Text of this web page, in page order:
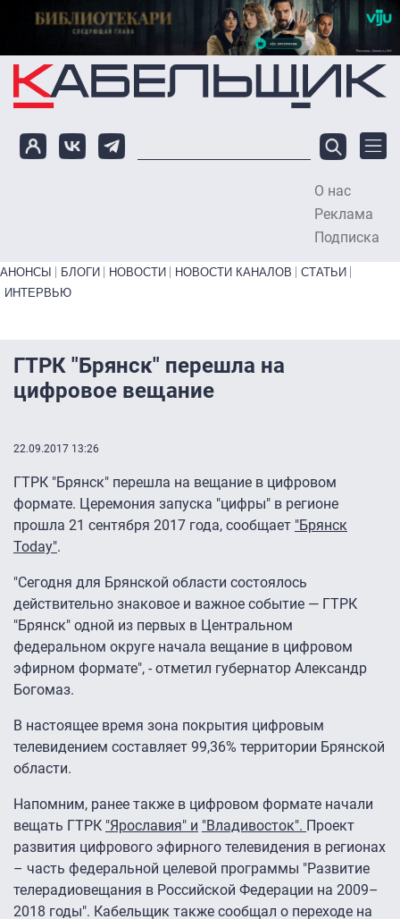
Перейти к основному содержанию
О нас
Реклама
Подписка
Primary links bottom
АНОНСЫ БЛОГИ НОВОСТИ НОВОСТИ КАНАЛОВ
СТАТЬИ
ИНТЕРВЬЮ
ГТРК "Брянск" перешла на
цифровое вещание
22.09.2017 13:26
ГТРК "Брянск" перешла на вещание в цифровом
формате. Церемония запуска "цифры" в регионе
прошла 21 сентября 2017 года, сообщает "Брянск
Today".
"Сегодня для Брянской области состоялось
действительно знаковое и важное событие — ГТРК
"Брянск" одной из первых в Центральном
федеральном округе начала вещание в цифровом
эфирном формате", - отметил губернатор Александр
Богомаз.
В настоящее время зона покрытия цифровым
телевидением составляет 99,36% территории Брянской
области.
Напомним, ранее также в цифровом формате начали
вещать ГТРК "Ярославия" и "Владивосток". Проект
развития цифрового эфирного телевидения в регионах
– часть федеральной целевой программы "Развитие
телерадиовещания в Российской Федерации на 2009–
2018 годы". Кабельщик также сообщал о переходе на